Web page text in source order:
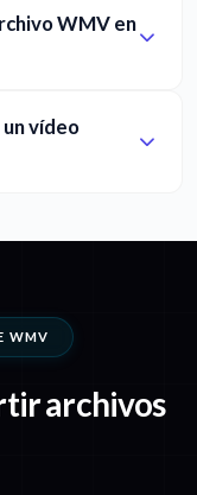
WMV en
vídeo
WMV
archivos